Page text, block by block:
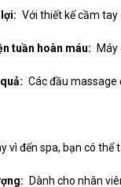
Với thiết kế cầm
tuần hoàn máu: Máy
Các đầu massage
vì đến spa, bạn có thể
Dành cho nhân